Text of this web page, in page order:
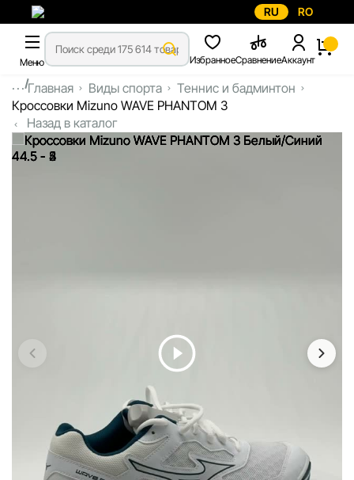
RU RO
Меню ИзбранноеСравнениеАккаунт
...Главная Виды спорта
Теннис и бадминтон
Кроссовки Mizuno WAVE PHANTOM 3
Назад в каталог